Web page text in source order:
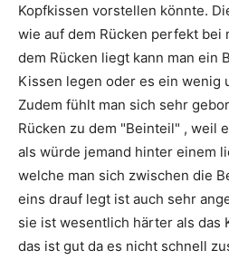
Kopfkissen vorstellen könnte.
wie auf dem Rücken perfekt bei
dem Rücken liegt kann man ein
Kissen legen oder es ein wenig
Zudem fühlt man sich sehr
Rücken zu dem "Beinteil" , weil
als würde jemand hinter einem
welche man sich zwischen die
eins drauf legt ist auch sehr
sie ist wesentlich härter als das
das ist gut da es nicht schnell